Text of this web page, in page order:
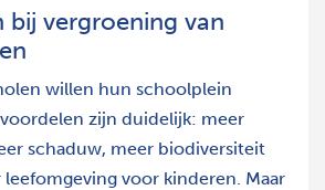
bij vergroening van
willen hun schoolplein
zijn duidelijk: meer
schaduw, meer biodiversiteit
voor kinderen. Maar